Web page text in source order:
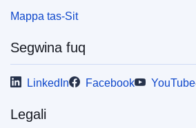
Mappa tas-Sit
Segwina fuq
LinkedIn Facebook YouTube
Legali